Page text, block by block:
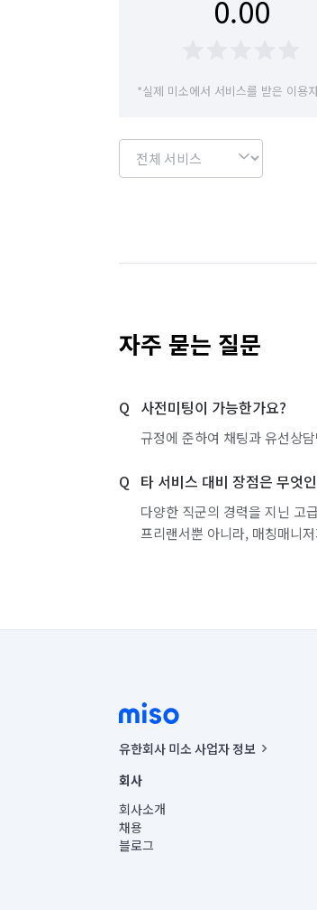
0.00
*실제 미소에서 서비스를 받은 이용
자주 묻는 질문
사전미팅이 가능한가요?
규정에 준하여 채팅과 유선상
타 서비스 대비 장점은 무엇
다양한 직군의 경력을 지닌 고
프리랜서뿐 아니라, 매칭매니
유한회사 미소 사업자 정보
사업자등록번호 : 291-87-00271 | 인허
통신판매신고번호 : 2024-서울종로-
대표이사 : CHING VICTOR COLUMBIA
주소 | 본사: 서울특별시 종로구 율곡로
컨택센터 : 서울특별시 종로구 수송동
회사
회사소개
채용
블로그